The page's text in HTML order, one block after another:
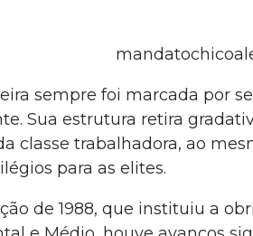
sempre foi marcada por
Sua estrutura retira
classe trabalhadora, ao
para as elites.
de 1988, que instituiu a